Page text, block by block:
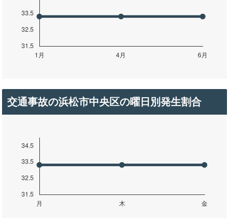
交通事故の浜松市中央区の曜日別発生割合